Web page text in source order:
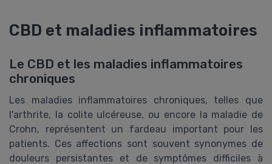
CBD et maladies inflammatoires
Le CBD et les maladies inflammatoires
chroniques
Les maladies inflammatoires chroniques, telles que
l'arthrite, la colite ulcéreuse, ou encore la maladie de
Crohn, représentent un fardeau important pour les
patients. Ces affections sont souvent synonymes de
douleurs persistantes et de symptômes difficiles à